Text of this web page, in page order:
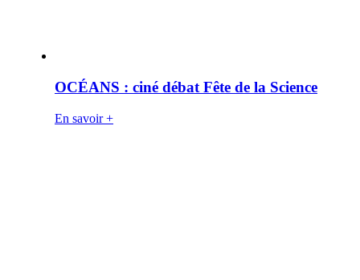
OCÉANS : ciné débat Fête de la Science
En savoir +